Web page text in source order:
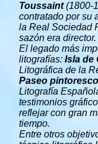
Toussaint(1800-
contratado por su
la Real Sociedad
sazón era director.
El legado más
litografías: Isla de
Litográfica de la
Paseo
Litografía
testimonios
reflejar con gran
tiempo.
Entre otros